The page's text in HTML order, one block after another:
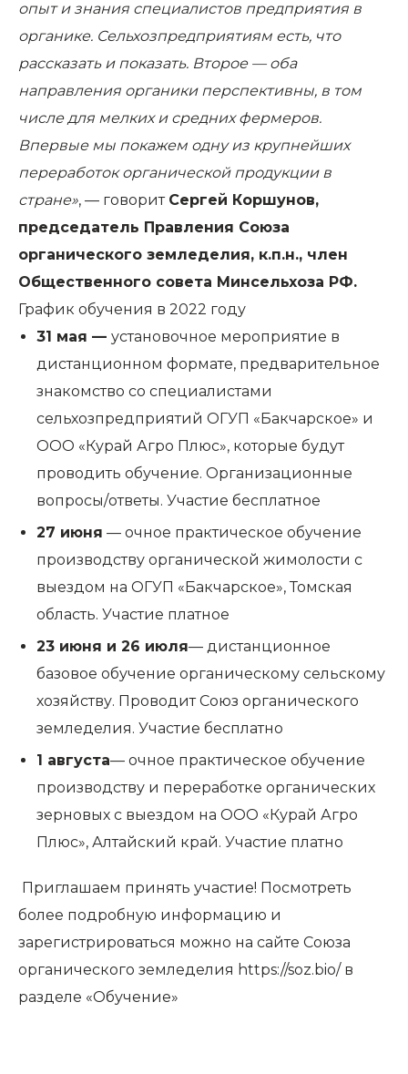
опыт и знания специалистов предприятия в
органике. Сельхозпредприятиям есть, что
рассказать и показать. Второе — оба
направления органики перспективны, в том
числе для мелких и средних фермеров.
Впервые мы покажем одну из крупнейших
переработок органической продукции в
стране», — говорит Сергей Коршунов,
председатель Правления Союза
органического земледелия, к.п.н., член
Общественного совета Минсельхоза РФ.
График обучения в 2022 году
31 мая — установочное мероприятие в
дистанционном формате, предварительное
знакомство со специалистами
сельхозпредприятий ОГУП «Бакчарское» и
ООО «Курай Агро Плюс», которые будут
проводить обучение. Организационные
вопросы/ответы. Участие бесплатное
27 июня — очное практическое обучение
производству органической жимолости с
выездом на ОГУП «Бакчарское», Томская
область. Участие платное
23 июня и 26 июля— дистанционное
базовое обучение органическому сельскому
хозяйству. Проводит Союз органического
земледелия. Участие бесплатно
1 августа— очное практическое обучение
производству и переработке органических
зерновых с выездом на ООО «Курай Агро
Плюс», Алтайский край. Участие платно
Приглашаем принять участие! Посмотреть
более подробную информацию и
зарегистрироваться можно на сайте Союза
органического земледелия https://soz.bio/ в
разделе «Обучение»